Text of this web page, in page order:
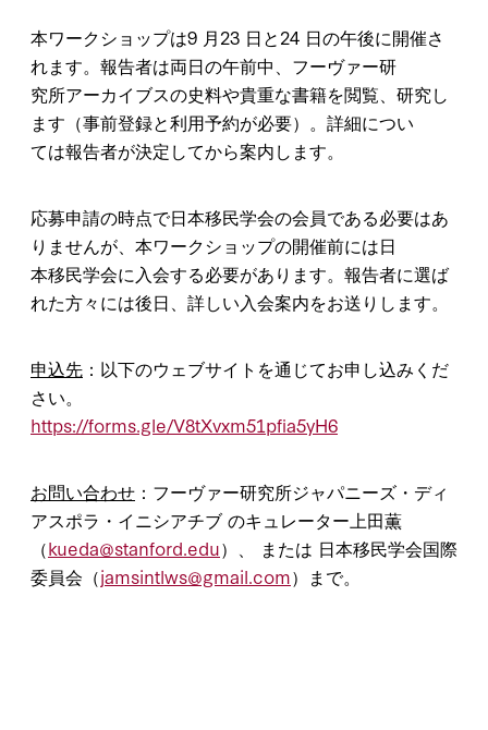
本ワークショップは9 月23 日と24 日の午後に開催さ
れます。報告者は両日の午前中、フーヴァー研
究所アーカイブスの史料や貴重な書籍を閲覧、研究し
ます（事前登録と利用予約が必要）。詳細につい
ては報告者が決定してから案内します。
応募申請の時点で日本移民学会の会員である必要はあ
りませんが、本ワークショップの開催前には日
本移民学会に入会する必要があります。報告者に選ば
れた方々には後日、詳しい入会案内をお送りします。
申込先 ：以下のウェブサイトを通じてお申し込みくだ
さい。
https://forms.gle/V8tXvxm51pfia5yH6
お問い合わせ ：フーヴァー研究所ジャパニーズ・ディ
アスポラ・イニシアチブ のキュレーター上田薫
（kueda@stanford.edu）、 または 日本移民学会国際
委員会（jamsintlws@gmail.com）まで。